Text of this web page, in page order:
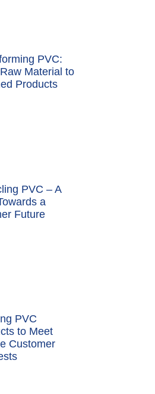
PVC:
Material to
Products
PVC – A
a
Future
PVC
to Meet
Customer